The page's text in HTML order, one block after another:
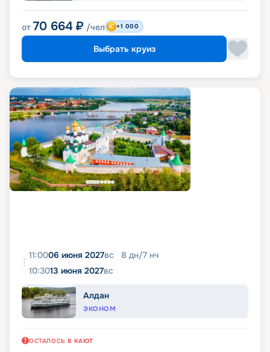
от 70 664 ₽ /чел +1 000
Выбрать круиз
11:0006 июня 2027вс 8 дн/7 нч
10:3013 июня 2027вс
Алдан
ЭКОНОМ
ОСТАЛОСЬ 8 КАЮТ